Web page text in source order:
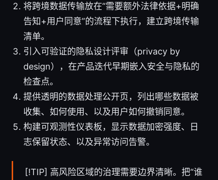
将跨境数据传输放在“需要额外法律依据+明确
告知+用户同意”的流程下执行，建立跨境传输
清单。
引入可验证的隐私设计评审（privacy by
design），在产品迭代早期嵌入安全与隐私的
检查点。
提供透明的数据处理公开页，列出哪些数据被
收集、如何使用、以及用户如何撤销同意。
构建可观测性仪表板，显示数据加密强度、日
志保留状态、以及异常访问告警。
[!TIP] 高风险区域的治理需要边界清晰。把“谁